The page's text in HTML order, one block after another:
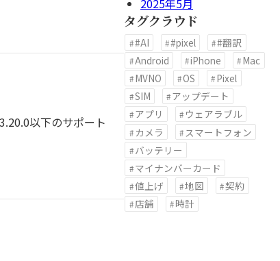
以下のサポート
タグクラウド
#AI #pixel
#翻訳
Android
iPhone
Mac
MVNO
OS
Pixel
SIM
アップデート
アプリ
ウェアラブル
カメラ
スマートフォン
バッテリー
マイナンバーカード
値上げ
地図
契約
店舗
時計